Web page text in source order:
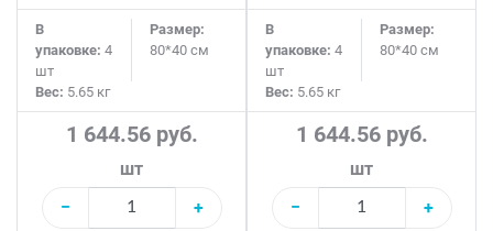
В
упаковке: 4
шт
Размер:
80*40 см
Вес: 5.65 кг
1 644.56 руб.
шт
−
+
В
упаковке: 4
шт
Размер:
80*40 см
Вес: 5.65 кг
1 644.56 руб.
шт
−
+